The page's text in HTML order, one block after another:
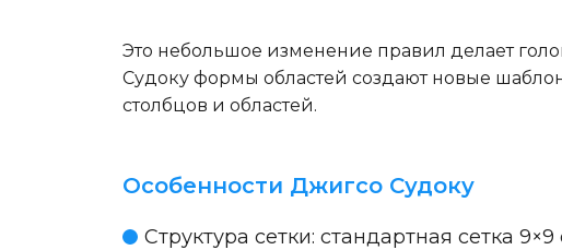
Это небольшое изменение правил делает
Судоку формы областей создают новые
столбцов и областей.
Особенности Джигсо Судоку
Структура сетки: стандартная сетка